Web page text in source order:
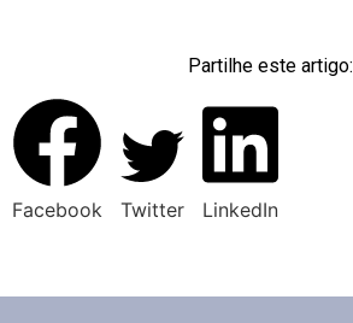
Partilhe este artigo:
Facebook Twitter LinkedIn